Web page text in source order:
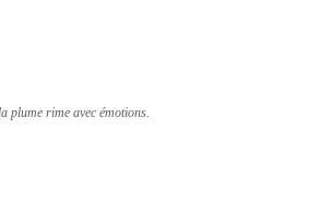
plume rime avec émotions.